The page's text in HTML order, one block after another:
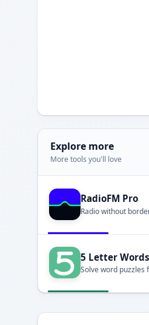
Explore more
More tools you'll love
RadioFM Pro
Radio without
5 Letter Words
Solve word puzzles